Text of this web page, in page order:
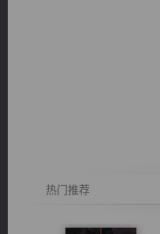
热门推荐